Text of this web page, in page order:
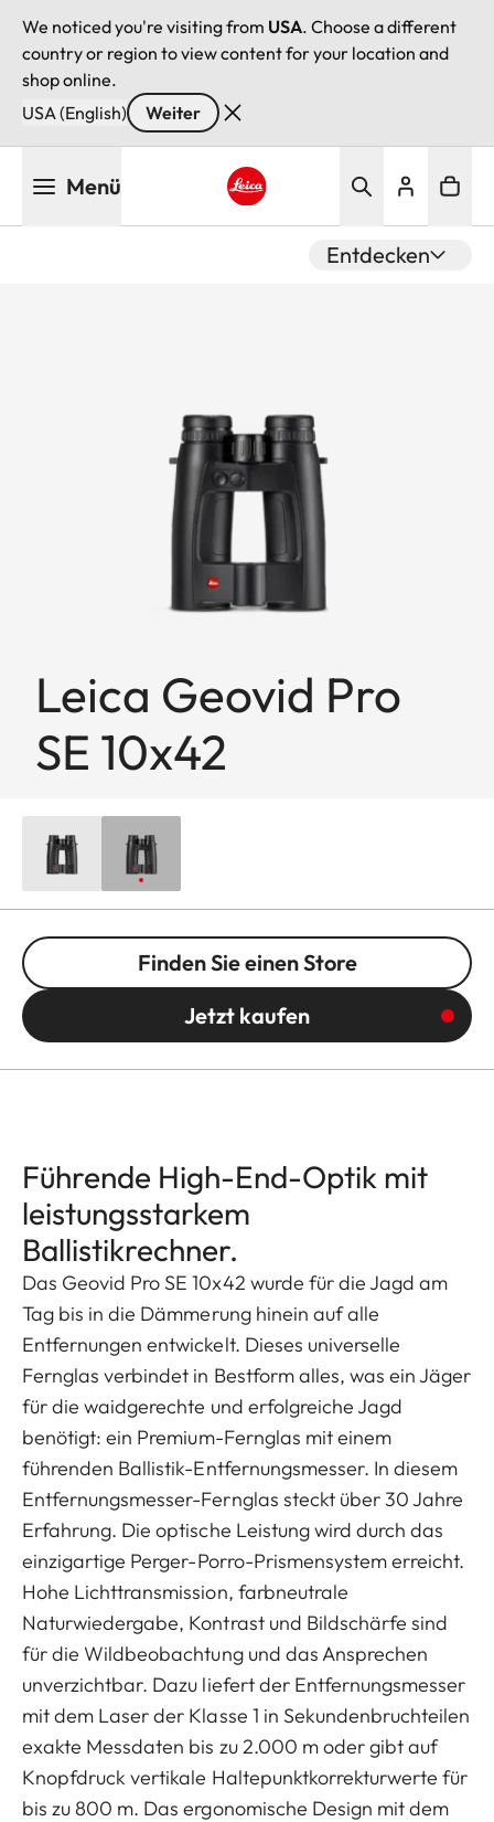
We noticed you're visiting from USA. Choose a different
country or region to view content for your location and
shop online.
USA (English)
Weiter
Menü
Entdecken
Leica Geovid Pro
SE 10x42
Finden Sie einen Store
Jetzt kaufen
Führende High-End-Optik mit
leistungsstarkem
Ballistikrechner.
Das Geovid Pro SE 10x42 wurde für die Jagd am
Tag bis in die Dämmerung hinein auf alle
Entfernungen entwickelt. Dieses universelle
Fernglas verbindet in Bestform alles, was ein Jäger
für die waidgerechte und erfolgreiche Jagd
benötigt: ein Premium-Fernglas mit einem
führenden Ballistik-Entfernungsmesser. In diesem
Entfernungsmesser-Fernglas steckt über 30 Jahre
Erfahrung. Die optische Leistung wird durch das
einzigartige Perger-Porro-Prismensystem erreicht.
Hohe Lichttransmission, farbneutrale
Naturwiedergabe, Kontrast und Bildschärfe sind
für die Wildbeobachtung und das Ansprechen
unverzichtbar. Dazu liefert der Entfernungsmesser
mit dem Laser der Klasse 1 in Sekundenbruchteilen
exakte Messdaten bis zu 2.000 m oder gibt auf
Knopfdruck vertikale Haltepunktkorrekturwerte für
bis zu 800 m. Das ergonomische Design mit dem